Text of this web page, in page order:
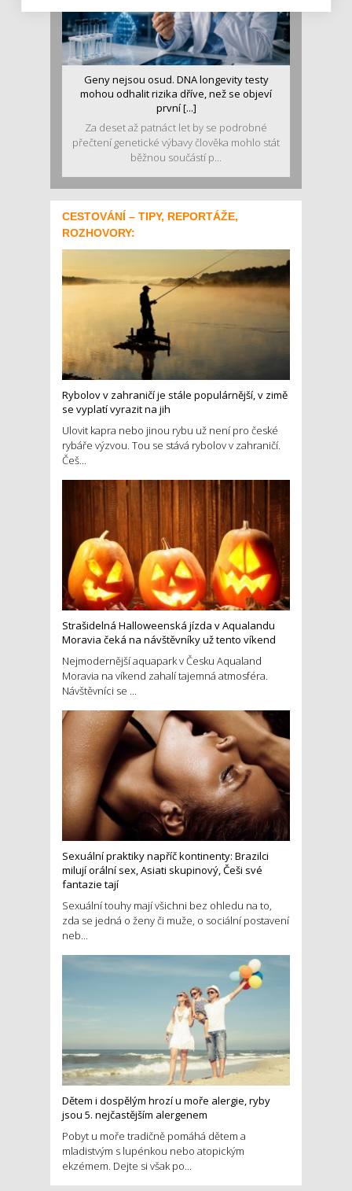
Geny nejsou osud. DNA longevity testy
mohou odhalit rizika dříve, než se objeví
první [...]
Za deset až patnáct let by se podrobné
přečtení genetické výbavy člověka mohlo stát
běžnou součástí p...
CESTOVÁNÍ – TIPY, REPORTÁŽE,
ROZHOVORY:
Rybolov v zahraničí je stále populárnější, v zimě
se vyplatí vyrazit na jih
Ulovit kapra nebo jinou rybu už není pro české
rybáře výzvou. Tou se stává rybolov v zahraničí.
Češ...
Strašidelná Halloweenská jízda v Aqualandu
Moravia čeká na návštěvníky už tento víkend
Nejmodernější aquapark v Česku Aqualand
Moravia na víkend zahalí tajemná atmosféra.
Návštěvníci se ...
Sexuální praktiky napříč kontinenty: Brazilci
milují orální sex, Asiati skupinový, Češi své
fantazie tají
Sexuální touhy mají všichni bez ohledu na to,
zda se jedná o ženy či muže, o sociální postavení
neb...
Dětem i dospělým hrozí u moře alergie, ryby
jsou 5. nejčastějším alergenem
Pobyt u moře tradičně pomáhá dětem a
mladistvým s lupénkou nebo atopickým
ekzémem. Dejte si však po...